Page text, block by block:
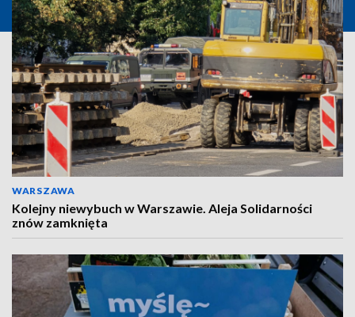
WARSZAWA
Kolejny niewybuch w Warszawie. Aleja Solidarności
znów zamknięta